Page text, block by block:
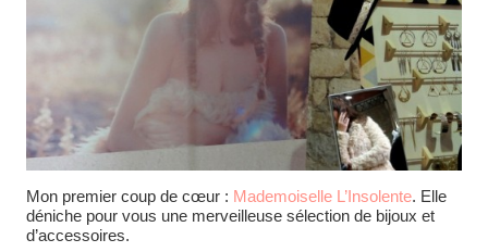
Mon premier coup de cœur : Mademoiselle L’Insolente. Elle
déniche pour vous une merveilleuse sélection de bijoux et
d’accessoires.